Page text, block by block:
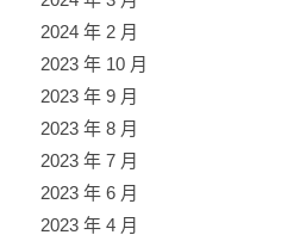
2024 年 2 月
2023 年 10 月
2023 年 9 月
2023 年 8 月
2023 年 7 月
2023 年 6 月
2023 年 4 月